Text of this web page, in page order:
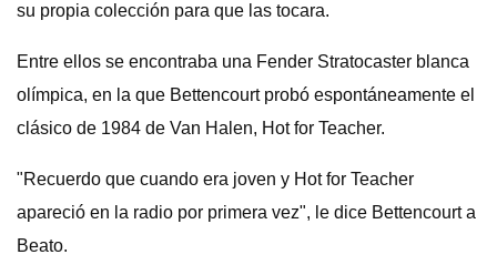
su propia colección para que las tocara.
Entre ellos se encontraba una Fender Stratocaster blanca
olímpica, en la que Bettencourt probó espontáneamente el
clásico de 1984 de Van Halen, Hot for Teacher.
"Recuerdo que cuando era joven y Hot for Teacher
apareció en la radio por primera vez", le dice Bettencourt a
Beato.